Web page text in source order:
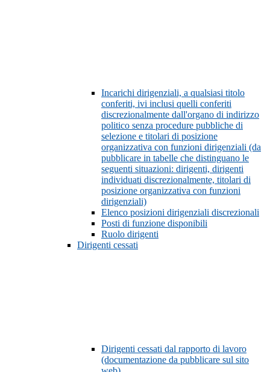
Incarichi dirigenziali, a qualsiasi titolo
conferiti, ivi inclusi quelli conferiti
discrezionalmente dall'organo di indirizzo
politico senza procedure pubbliche di
selezione e titolari di posizione
organizzativa con funzioni dirigenziali (da
pubblicare in tabelle che distinguano le
seguenti situazioni: dirigenti, dirigenti
individuati discrezionalmente, titolari di
posizione organizzativa con funzioni
dirigenziali)
Elenco posizioni dirigenziali discrezionali
Posti di funzione disponibili
Ruolo dirigenti
Dirigenti cessati
Dirigenti cessati dal rapporto di lavoro
(documentazione da pubblicare sul sito